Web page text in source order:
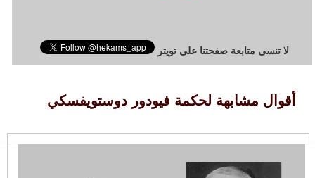
لا تنسى متابعة صفحتنا على تويتر
أقوال مشابهة لحكمة فيودور دوستويفسكي